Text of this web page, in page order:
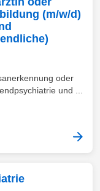
(m/w/d)
oder
und ...